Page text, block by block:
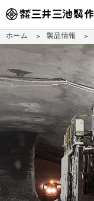
ホーム 製品情報